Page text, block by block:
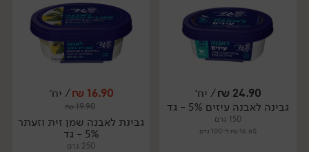
יח׳ יח׳
24.90
₪/ יח׳
גבינה לאבנה עיזים 5% - גד
150 גרם
16.60 ₪ ל-100 גרם
16.90
₪/ יח׳
19.90
₪
גבינת לאבנה שמן זית וזעתר
5% - גד
250 גרם